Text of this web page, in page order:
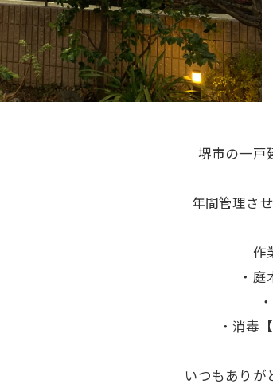
堺市の一戸
年間管理さ
作
・庭
・消毒
いつもありが